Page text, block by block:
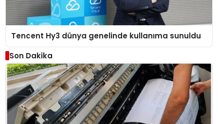
Tencent Hy3 dünya genelinde kullanıma sunuldu
Son Dakika